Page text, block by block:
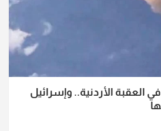
العقبة الأردنية.. وإسرائيل